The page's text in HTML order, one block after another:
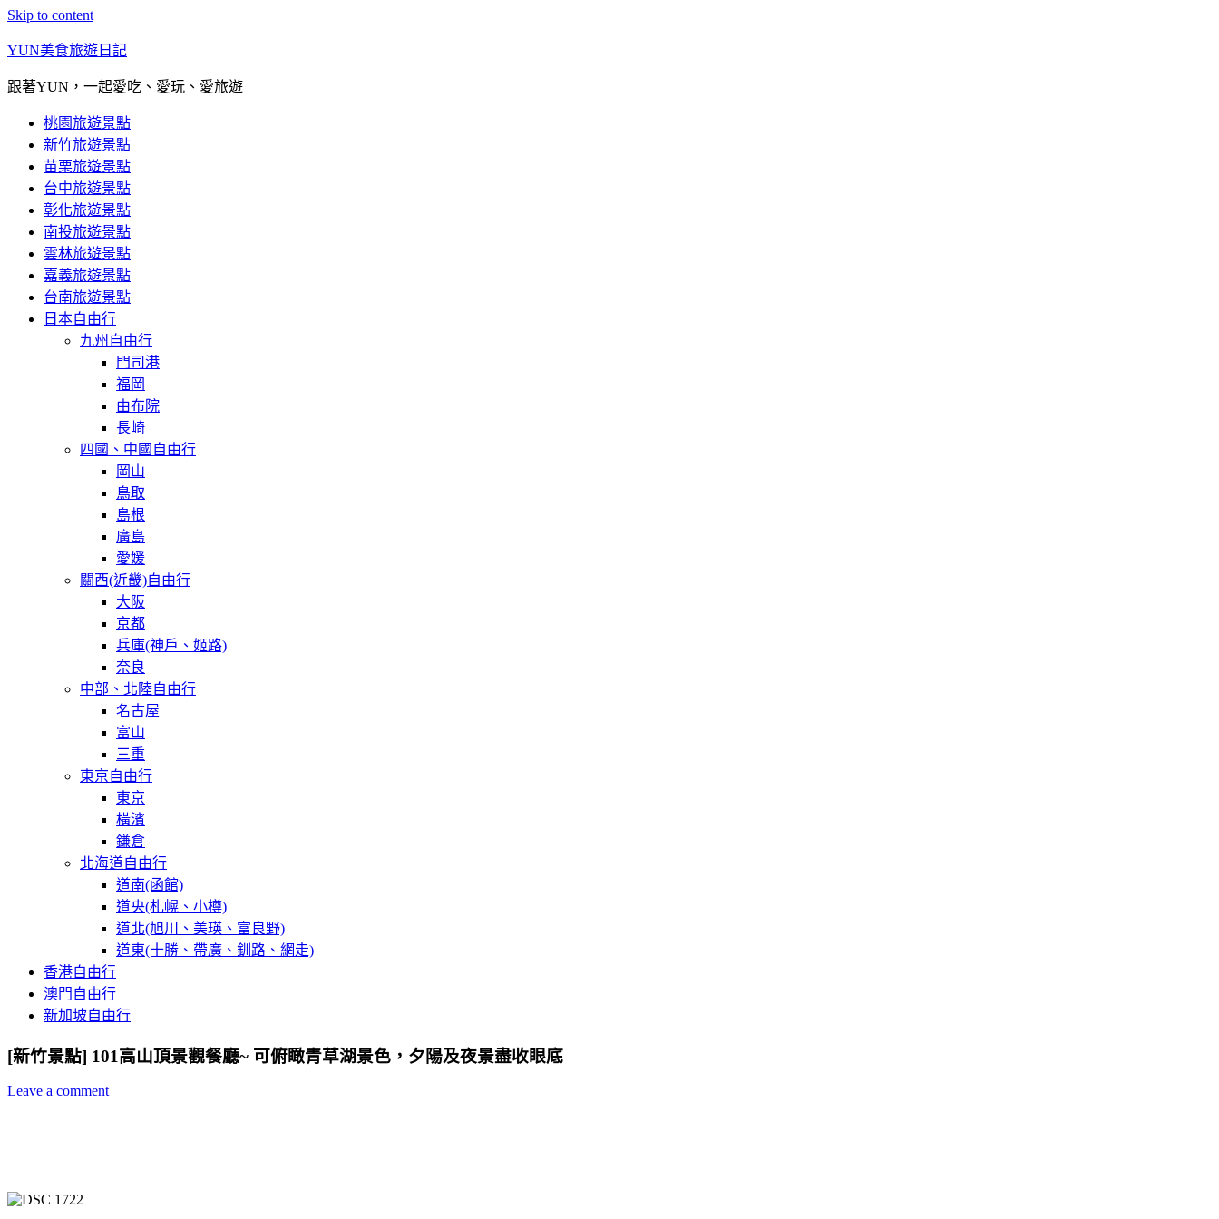
Skip to content
YUN美食旅遊日記
跟著YUN，一起愛吃、愛玩、愛旅遊
桃園旅遊景點
新竹旅遊景點
苗栗旅遊景點
台中旅遊景點
彰化旅遊景點
南投旅遊景點
雲林旅遊景點
嘉義旅遊景點
台南旅遊景點
日本自由行
九州自由行
門司港
福岡
由布院
長崎
四國、中國自由行
岡山
鳥取
島根
廣島
愛媛
關西(近畿)自由行
大阪
京都
兵庫(神戶、姬路)
奈良
中部、北陸自由行
名古屋
富山
三重
東京自由行
東京
橫濱
鎌倉
北海道自由行
道南(函館)
道央(札幌、小樽)
道北(旭川、美瑛、富良野)
道東(十勝、帶廣、釧路、網走)
香港自由行
澳門自由行
新加坡自由行
[新竹景點] 101高山頂景觀餐廳~ 可俯瞰青草湖景色，夕陽及夜景盡收眼底
Leave a comment